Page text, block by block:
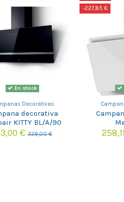
En stock
Decorativas
decorativa
KITTY BL/A/90
€ 329,00 €
-227,85 €